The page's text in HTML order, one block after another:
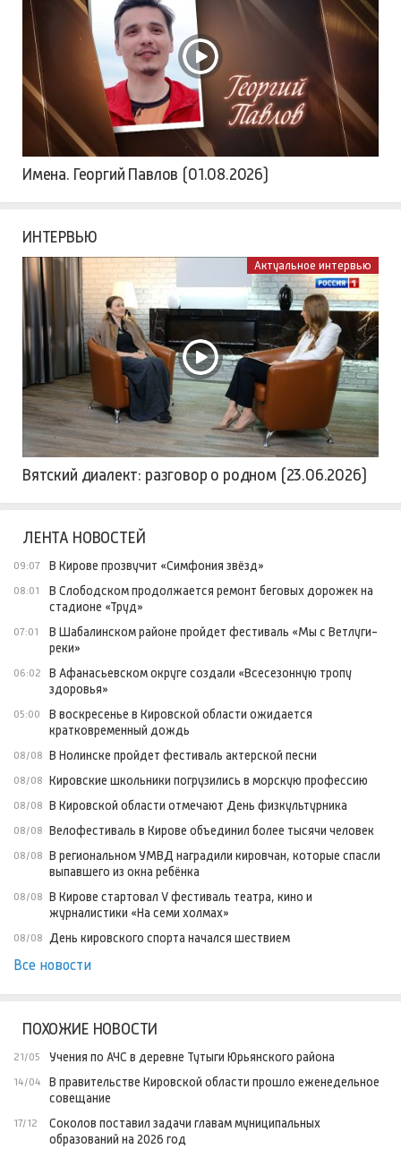
Имена. Георгий Павлов (01.08.2026)
ИНТЕРВЬЮ
Актуальное интервью
Вятский диалект: разговор о родном (23.06.2026)
ЛЕНТА НОВОСТЕЙ
09:07 В Кирове прозвучит «Симфония звёзд»
08:01
В Слободском продолжается ремонт беговых дорожек на
стадионе «Труд»
07:01
В Шабалинском районе пройдет фестиваль «Мы с Ветлуги-
реки»
06:02
В Афанасьевском округе создали «Всесезонную тропу
здоровья»
05:00
В воскресенье в Кировской области ожидается
кратковременный дождь
08/08 В Нолинске пройдет фестиваль актерской песни
08/08 Кировские школьники погрузились в морскую профессию
08/08 В Кировской области отмечают День физкультурника
08/08 Велофестиваль в Кирове объединил более тысячи человек
08/08 В региональном УМВД наградили кировчан, которые спасли
выпавшего из окна ребёнка
08/08 В Кирове стартовал V фестиваль театра, кино и
журналистики «На семи холмах»
08/08 День кировского спорта начался шествием
Все новости
ПОХОЖИЕ НОВОСТИ
21/05 Учения по АЧС в деревне Тутыги Юрьянского района
14/04
В правительстве Кировской области прошло еженедельное
совещание
17/12
Соколов поставил задачи главам муниципальных
образований на 2026 год